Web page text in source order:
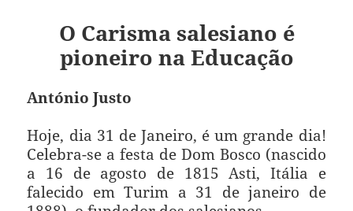
O Carisma salesiano é
pioneiro na Educação
António Justo
Hoje, dia 31 de Janeiro, é um grande dia!
Celebra-se a festa de Dom Bosco (nascido
a 16 de agosto de 1815 Asti, Itália e
falecido em Turim a 31 de janeiro de